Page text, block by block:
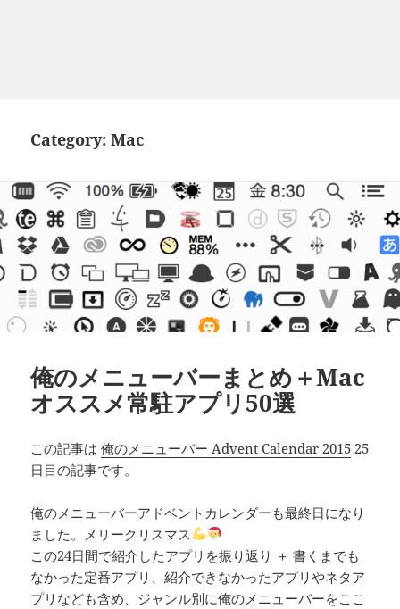
Category:Mac
俺のメニューバーまとめ＋Mac
オススメ常駐アプリ50選
この記事は俺のメニューバー Advent Calendar 2015 25
日目の記事です。
俺のメニューバーアドベントカレンダーも最終日になり
ました。メリークリスマス
この24日間で紹介したアプリを振り返り ＋ 書くまでも
なかった定番アプリ、紹介できなかったアプリやネタア
プリなども含め、ジャンル別に俺のメニューバーをここ